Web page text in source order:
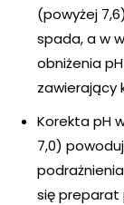
(powyżej
spada, a w
obniżenia
zawierający
Korekta pH
7,0)
się preparat